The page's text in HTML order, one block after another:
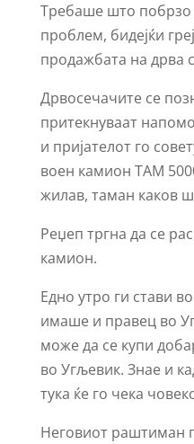
Требаше што побрзо
проблем, бидејќи
продажбата на дрва
Дрвосечачите се
притекнуваат
и пријателот го
воен камион ТАМ
жилав, таман каков
Реџеп тргна да се
камион.
Едно утро ги стави
имаше и правец во
може да се купи
во Угљевик. Знае и
тука ќе го чека
Неговиот раштиман